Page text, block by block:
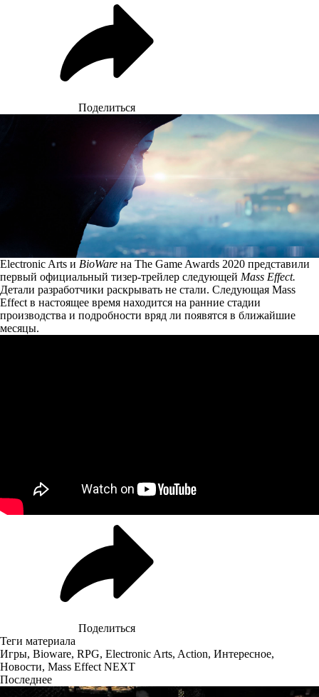
Поделиться
Electronic Arts и BioWare на The Game Awards 2020 представили
первый официальный тизер-трейлер следующей Mass Effect.
Детали разработчики раскрывать не стали. Следующая Mass
Effect в настоящее время находится на ранние стадии
производства и подробности вряд ли появятся в ближайшие
месяцы.
Поделиться
Теги материала
Игры, Bioware, RPG, Electronic Arts, Action, Интересное,
Новости, Mass Effect NEXT
Последнее